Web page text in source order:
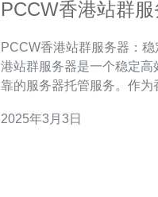
PCCW香港站群
PCCW香港站群服务器：稳定高
港站群服务器是一个稳定
靠的服务器托管服务。作为
的网站能够稳定运行，并获
2025年3月3日